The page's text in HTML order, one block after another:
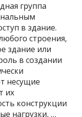
группа
в здание.
строения,
здание или
в создании
несущие
их
конструкции
нагрузки, …